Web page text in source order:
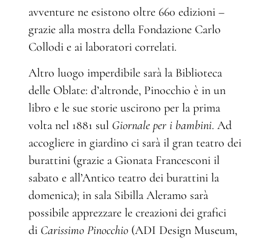
avventure ne esistono oltre 660 edizioni –
grazie alla mostra della Fondazione Carlo
Collodi e ai laboratori correlati.
Altro luogo imperdibile sarà la Biblioteca
delle Oblate: d’altronde, Pinocchio è in un
libro e le sue storie uscirono per la prima
volta nel 1881 sul Giornale per i bambini. Ad
accogliere in giardino ci sarà il gran teatro dei
burattini (grazie a Gionata Francesconi il
sabato e all’Antico teatro dei burattini la
domenica); in sala Sibilla Aleramo sarà
possibile apprezzare le creazioni dei grafici
di Carissimo Pinocchio (ADI Design Museum,